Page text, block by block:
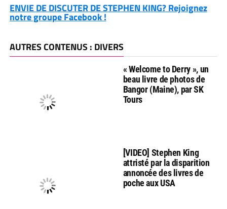
ENVIE DE DISCUTER DE STEPHEN KING? Rejoignez
notre groupe Facebook !
AUTRES CONTENUS : DIVERS
« Welcome to Derry », un
beau livre de photos de
Bangor (Maine), par SK
Tours
[VIDEO] Stephen King
attristé par la disparition
annoncée des livres de
poche aux USA